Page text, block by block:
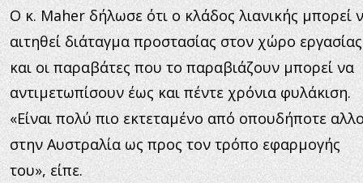
Ο κ. Maher δήλωσε ότι ο κλάδος λιανικής μπορεί
αιτηθεί διάταγμα προστασίας στον χώρο
και οι παραβάτες που το παραβιάζουν μπορεί να
αντιμετωπίσουν έως και πέντε χρόνια φυλάκιση.
«Είναι πολύ πιο εκτεταμένο από οπουδήποτε
στην Αυστραλία ως προς τον τρόπο εφαρμογής
του», είπε.